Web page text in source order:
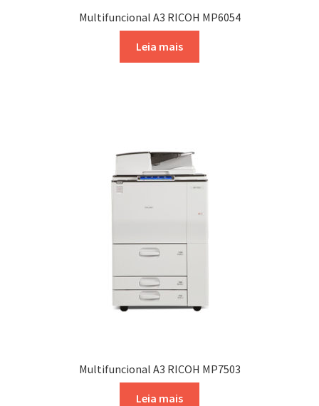
Multifuncional A3 RICOH MP6054
Leia mais
Multifuncional A3 RICOH MP7503
Leia mais